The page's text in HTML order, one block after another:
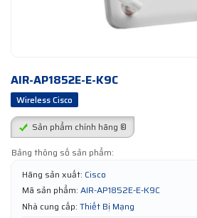
AIR-AP1852E-E-K9C
Wireless Cisco
Sản phẩm chính hãng ®
Bảng thông số sản phẩm:
Hãng sản xuất: Cisco
Mã sản phẩm: AIR-AP1852E-E-K9C
Nhà cung cấp: Thiết Bị Mạng